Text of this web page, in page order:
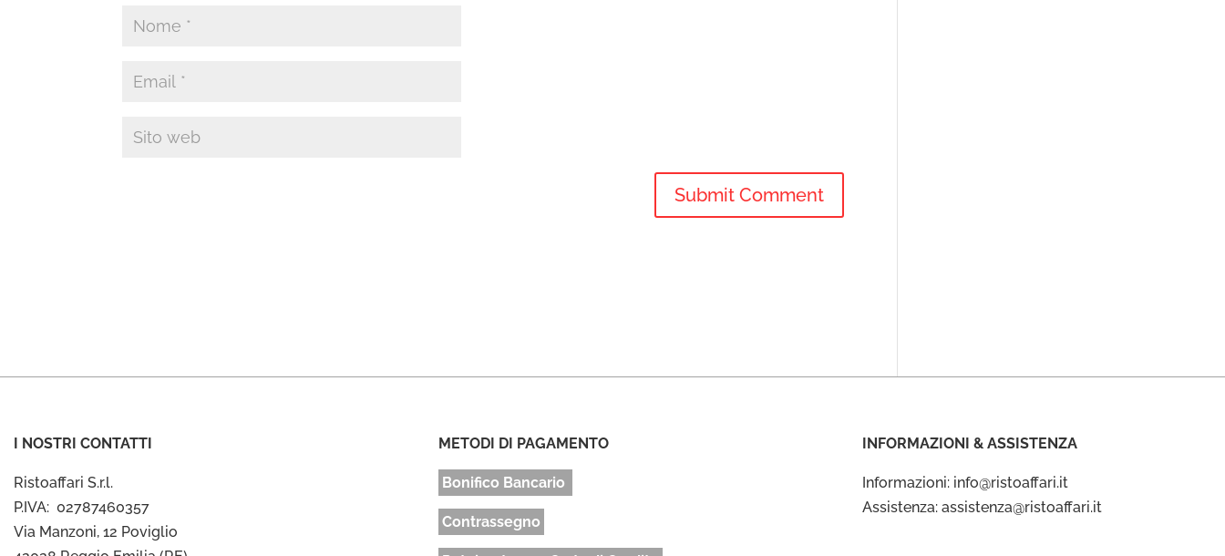
I NOSTRI CONTATTI
Ristoaffari S.r.l.
P.IVA: 02787460357
Via Manzoni, 12 Poviglio
METODI DI PAGAMENTO
Bonifico Bancario
Contrassegno
INFORMAZIONI & ASSISTENZA
Informazioni: info@ristoaffari.it
Assistenza: assistenza@ristoaffari.it